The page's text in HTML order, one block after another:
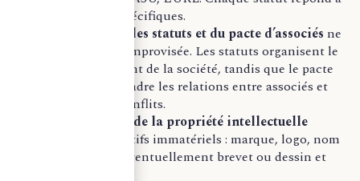
des besoins spécifiques.
La rédaction des statuts et du pacte d’associés ne
peut pas être improvisée. Les statuts organisent le
fonctionnement de la société, tandis que le pacte
d’associés encadre les relations entre associés et
prévient les conflits.
La protection de la propriété intellectuelle
sécurise les actifs immatériels : marque, logo, nom
de domaine, éventuellement brevet ou dessin et